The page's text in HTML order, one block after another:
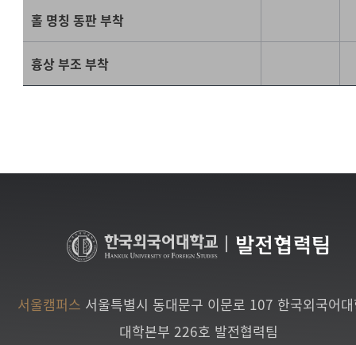
홀 명칭 동판 부착
흉상 부조 부착
발전협력팀
서울캠퍼스 서울특별시 동대문구 이문로 107 한국외국어
대학본부 226호 발전협력팀